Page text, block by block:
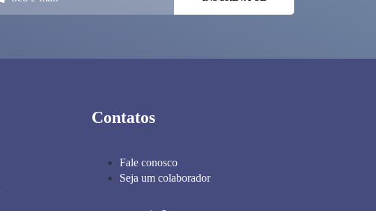
Contatos
Fale conosco
Seja um colaborador